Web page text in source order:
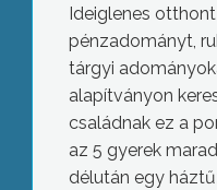
Ideiglenes
pénzadományt,
tárgyi
alapítványon
családnak ez a
az 5 gyerek
délután egy